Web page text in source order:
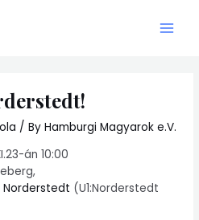
/ ByHamburgi Magyarok e.V.
án 10:00
(U1:Norderstedt